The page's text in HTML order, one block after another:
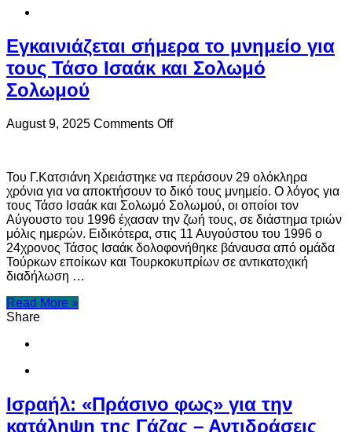
Εγκαινιάζεται σήμερα το μνημείο για
τους Τάσο Ισαάκ και Σολωμό
Σολωμού
August 9, 2025 Comments Offon
μνημείο
για
τους
Τάσο
Ισαάκ
και
Σολωμό
Του Γ.Κατσιάνη Χρειάστηκε να περάσουν 29 ολόκληρα
χρόνια για να αποκτήσουν το δικό τους μνημείο. Ο λόγος για
τους Τάσο Ισαάκ και Σολωμό Σολωμού, οι οποίοι τον
Αύγουστο του 1996 έχασαν την ζωή τους, σε διάστημα τριών
μόλις ημερών. Ειδικότερα, στις 11 Αυγούστου του 1996 ο
24χρονος Τάσος Ισαάκ δολοφονήθηκε βάναυσα από ομάδα
Τούρκων εποίκων και Τουρκοκυπρίων σε αντικατοχική
διαδήλωση …
Read More »
Share
Ισραήλ: «Πράσινο φως» για την
κατάληψη της Γάζας – Αντιδράσεις